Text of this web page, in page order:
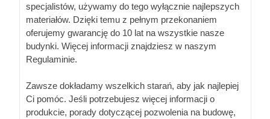
specjalistów, używamy do tego wyłącznie najlepszych
materiałów. Dzięki temu z pełnym przekonaniem
oferujemy gwarancję do 10 lat na wszystkie nasze
budynki. Więcej informacji znajdziesz w naszym
Regulaminie.
Zawsze dokładamy wszelkich starań, aby jak najlepiej
Ci pomóc. Jeśli potrzebujesz więcej informacji o
produkcie, porady dotyczącej pozwolenia na budowę,